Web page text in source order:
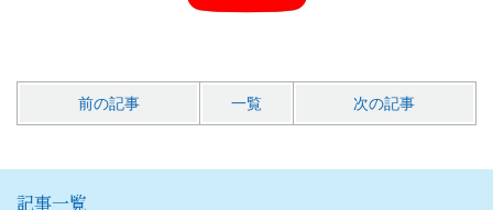
前の記事 一覧 次の記事
記事一覧